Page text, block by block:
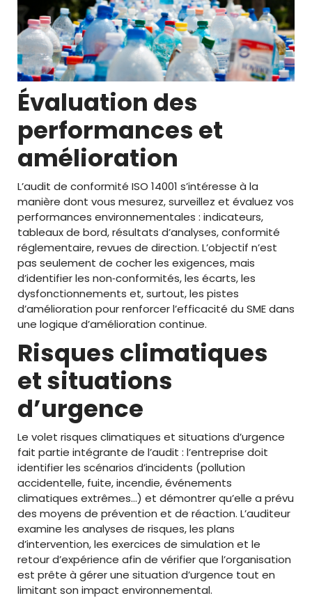
Évaluation des
performances et
amélioration
L’audit de conformité ISO 14001 s’intéresse à la
manière dont vous mesurez, surveillez et évaluez vos
performances environnementales : indicateurs,
tableaux de bord, résultats d’analyses, conformité
réglementaire, revues de direction. L’objectif n’est
pas seulement de cocher les exigences, mais
d’identifier les non‑conformités, les écarts, les
dysfonctionnements et, surtout, les pistes
d’amélioration pour renforcer l’efficacité du SME dans
une logique d’amélioration continue.
Risques climatiques
et situations
d’urgence
Le volet risques climatiques et situations d’urgence
fait partie intégrante de l’audit : l’entreprise doit
identifier les scénarios d’incidents (pollution
accidentelle, fuite, incendie, événements
climatiques extrêmes…) et démontrer qu’elle a prévu
des moyens de prévention et de réaction. L’auditeur
examine les analyses de risques, les plans
d’intervention, les exercices de simulation et le
retour d’expérience afin de vérifier que l’organisation
est prête à gérer une situation d’urgence tout en
limitant son impact environnemental.